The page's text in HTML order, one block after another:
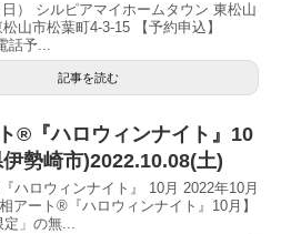
） シルピアマイホームタウン 東松山
山市松葉町4-3-15 【予約申込】
話予...
記事を読む
®︎『ハロウィンナイト』10
勢崎市)2022.10.08(土)
ハロウィンナイト』 10月 2022年10月
アート®︎『ハロウィンナイト』10月】
定」の無...